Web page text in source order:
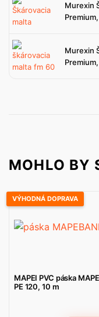
Murexin
Murexin
MOHLO BY
VÝHODNÁ DOPRAVA
MAPEI PVC páska
PE 120, 10 m